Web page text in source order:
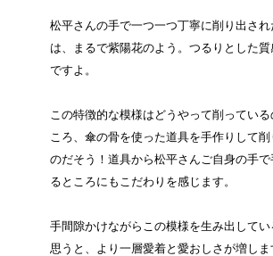
松平さんの手で一つ一つ丁寧に削り出さ
は、まるで紫陽花のよう。つるりとした
ですよ。
この特徴的な模様はどうやって削っている
ころ、傘の骨を使った道具を手作りして
のだそう！道具から松平さんご自身の手
るところにもこだわりを感じます。
手間隙かけながらこの模様を生み出してい
思うと、より一層愛着と愛おしさが増しま